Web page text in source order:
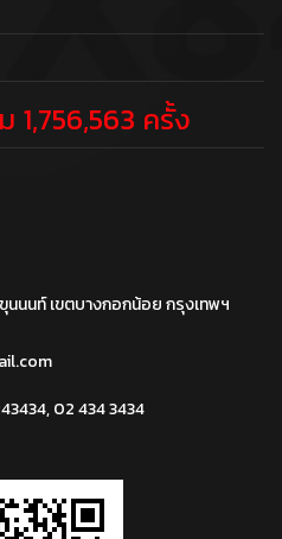
1,756,563 ครั้ง
นนท์ เขตบางกอกน้อย กรุงเทพฯ
02 434 3434